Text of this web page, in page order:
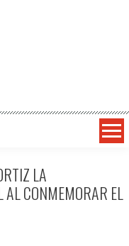
LA
CONMEMORAR EL